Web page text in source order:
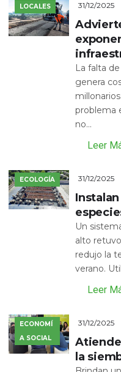
LOCALES 31/12/2025
La falta
genera
problema
no...
Leer
ECOLOGÍA 31/12/2025
Un
alto
redujo la
verano.
Leer
ECONOMÍ
A SOCIAL
31/12/2025
la